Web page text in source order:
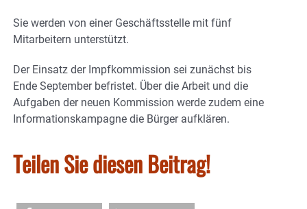
Sie werden von einer Geschäftsstelle mit fünf
Mitarbeitern unterstützt.
Der Einsatz der Impfkommission sei zunächst bis
Ende September befristet. Über die Arbeit und die
Aufgaben der neuen Kommission werde zudem eine
Informationskampagne die Bürger aufklären.
Teilen Sie diesen Beitrag!